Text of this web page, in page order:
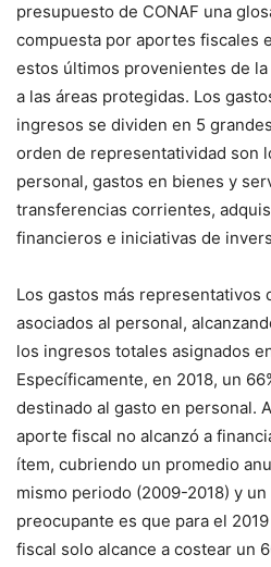
presupuesto de CONAF una
compuesta por aportes fiscales
estos últimos provenientes de
a las áreas protegidas. Los
ingresos se dividen en 5
orden de representatividad son
personal, gastos en bienes y
transferencias corrientes,
financieros e iniciativas de
Los gastos más representativos
asociados al personal,
los ingresos totales asignados
Específicamente, en 2018, un
destinado al gasto en personal.
aporte fiscal no alcanzó a
ítem, cubriendo un promedio
mismo periodo (2009-2018) y un
preocupante es que para el
fiscal solo alcance a costear un